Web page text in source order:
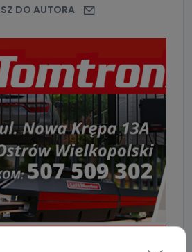
DO AUTORA